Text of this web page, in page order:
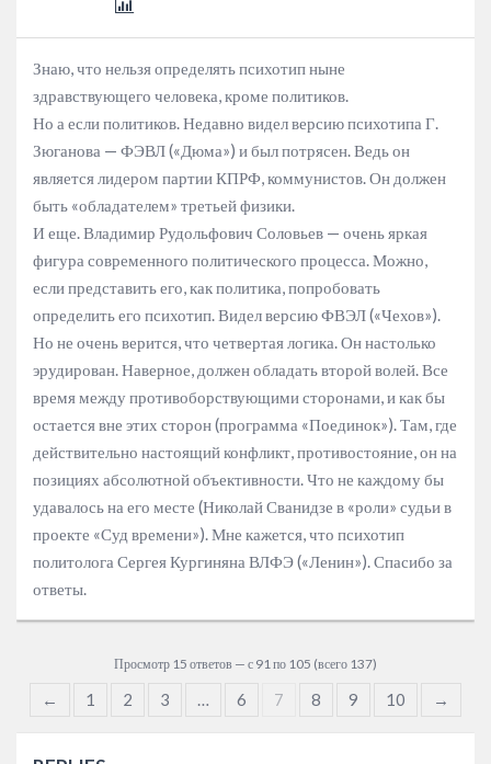
Знаю, что нельзя определять психотип ныне
здравствующего человека, кроме политиков.
Но а если политиков. Недавно видел версию психотипа Г.
Зюганова — ФЭВЛ («Дюма») и был потрясен. Ведь он
является лидером партии КПРФ, коммунистов. Он должен
быть «обладателем» третьей физики.
И еще. Владимир Рудольфович Соловьев — очень яркая
фигура современного политического процесса. Можно,
если представить его, как политика, попробовать
определить его психотип. Видел версию ФВЭЛ («Чехов»).
Но не очень верится, что четвертая логика. Он настолько
эрудирован. Наверное, должен обладать второй волей. Все
время между противоборствующими сторонами, и как бы
остается вне этих сторон (программа «Поединок»). Там, где
действительно настоящий конфликт, противостояние, он на
позициях абсолютной объективности. Что не каждому бы
удавалось на его месте (Николай Сванидзе в «роли» судьи в
проекте «Суд времени»). Мне кажется, что психотип
политолога Сергея Кургиняна ВЛФЭ («Ленин»). Спасибо за
ответы.
Просмотр 15 ответов — с 91 по 105 (всего 137)
← 1 2 3 … 6 7 8 9 10 →